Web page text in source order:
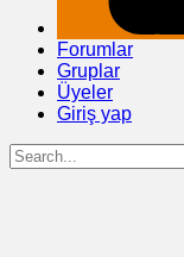
Forumlar
Gruplar
Üyeler
Giriş yap